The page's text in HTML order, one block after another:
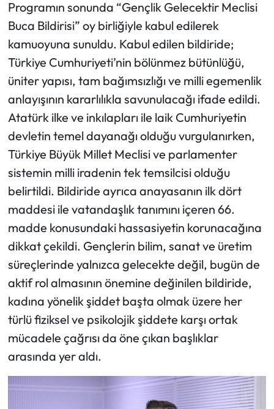
Programın sonunda “Gençlik Gelecektir Meclisi
Buca Bildirisi” oy birliğiyle kabul edilerek
kamuoyuna sunuldu. Kabul edilen bildiride;
Türkiye Cumhuriyeti’nin bölünmez bütünlüğü,
üniter yapısı, tam bağımsızlığı ve milli egemenlik
anlayışının kararlılıkla savunulacağı ifade edildi.
Atatürk ilke ve inkılapları ile laik Cumhuriyetin
devletin temel dayanağı olduğu vurgulanırken,
Türkiye Büyük Millet Meclisi ve parlamenter
sistemin milli iradenin tek temsilcisi olduğu
belirtildi. Bildiride ayrıca anayasanın ilk dört
maddesi ile vatandaşlık tanımını içeren 66.
madde konusundaki hassasiyetin korunacağına
dikkat çekildi. Gençlerin bilim, sanat ve üretim
süreçlerinde yalnızca gelecekte değil, bugün de
aktif rol almasının önemine değinilen bildiride,
kadına yönelik şiddet başta olmak üzere her
türlü fiziksel ve psikolojik şiddete karşı ortak
mücadele çağrısı da öne çıkan başlıklar
arasında yer aldı.